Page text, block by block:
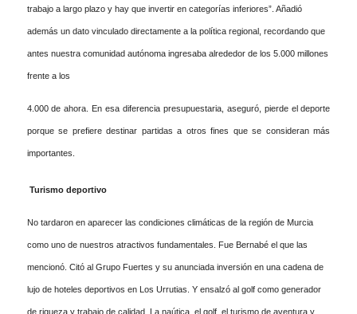
trabajo a largo plazo y hay que invertir en categorías inferiores”. Añadió
además un dato vinculado directamente a la política regional, recordando que
antes nuestra comunidad autónoma ingresaba alrededor de los 5.000 millones
frente a los
4.000 de ahora. En esa diferencia presupuestaria, aseguró, pierde el deporte
porque se prefiere destinar partidas a otros fines que se consideran más
importantes.
Turismo deportivo
No tardaron en aparecer las condiciones climáticas de la región de Murcia
como uno de nuestros atractivos fundamentales. Fue Bernabé el que las
mencionó. Citó al Grupo Fuertes y su anunciada inversión en una cadena de
lujo de hoteles deportivos en Los Urrutias. Y ensalzó al golf como generador
de riqueza y trabajo de calidad. La naútica, el golf, el turismo de aventura y